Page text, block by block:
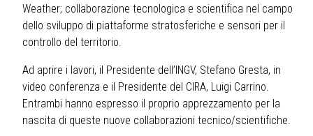
Weather; collaborazione tecnologica e scientifica nel campo
dello sviluppo di piattaforme stratosferiche e sensori per il
controllo del territorio.
Ad aprire i lavori, il Presidente dell’INGV, Stefano Gresta, in
video conferenza e il Presidente del CIRA, Luigi Carrino.
Entrambi hanno espresso il proprio apprezzamento per la
nascita di queste nuove collaborazioni tecnico/scientifiche.